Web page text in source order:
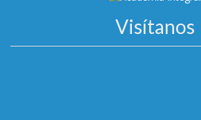
Visítanos